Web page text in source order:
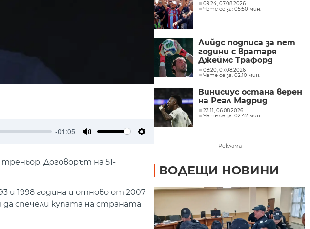
-01:05
Договорът на 51-
и 1998 година и отново от 2007
спечели купата на страната
09:24, 07.08.2026
Чете се за: 05:50 мин.
Лийдс подписа за пет
години с вратаря
Джеймс Трафорд
08:20, 07.08.2026
Чете се за: 02:10 мин.
Винисиус остана верен
на Реал Мадрид
23:11, 06.08.2026
Чете се за: 02:42 мин.
Реклама
ВОДЕЩИ НОВИНИ